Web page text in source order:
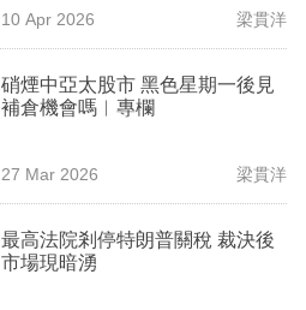
10 Apr 2026 梁貫洋
硝煙中亞太股市 黑色星期一後見
補倉機會嗎︳專欄
27 Mar 2026 梁貫洋
最高法院剎停特朗普關稅 裁決後
市場現暗湧